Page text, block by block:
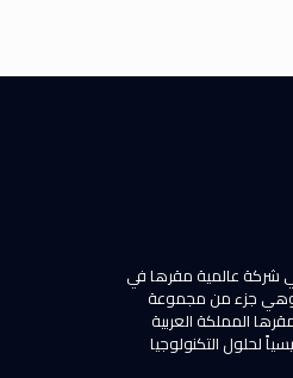
شركة عالمية مقرها في
تأسست في عام 2017. وهي جزء من مجموعة
المملكة العربية
لحلول التكنولوجيا